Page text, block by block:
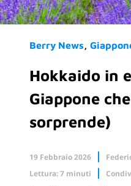
Berry News
Hokkaido in
Giappone
sorprende)
19 Febbraio 2026
Lettura: 7 minuti